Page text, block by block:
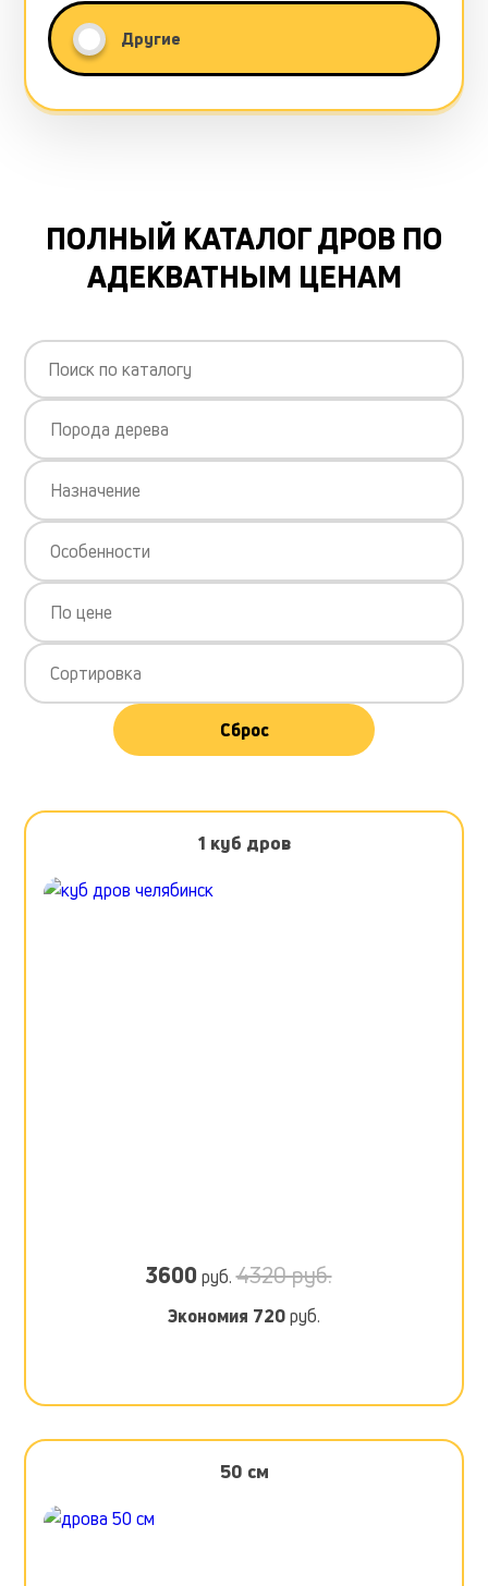
Другие
ПОЛНЫЙ КАТАЛОГ ДРОВ ПО
АДЕКВАТНЫМ ЦЕНАМ
Порода дерева
Назначение
Особенности
По цене
Сортировка
Сброс
1 куб дров
3600 руб.4320 руб.
Экономия 720руб.
50 см